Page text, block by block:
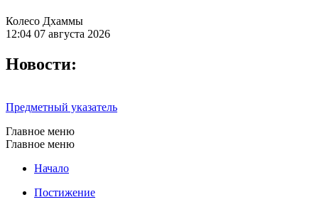
Колесо Дхаммы
12:04 07 августа 2026
Новости:
Предметный указатель
Главное меню
Главное меню
Начало
Постижение